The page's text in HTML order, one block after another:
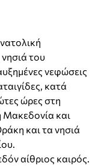
του
νεφώσεις
κατά
ώρες στη
Μακεδονία και
και τα νησιά
αίθριος καιρός.